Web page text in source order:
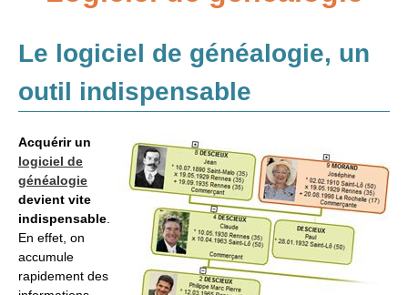
Annexes
Généalogie et Histoire
Le logiciel de généalogie, un
outil indispensable
Acquérir un
logiciel de
généalogie
devient vite
indispensable
En effet, on
accumule
rapidement des